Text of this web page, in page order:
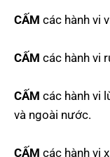
CẤM các hành vi
CẤM các hành vi
CẤM các hành vi
và ngoài nước.
CẤM các hành vi